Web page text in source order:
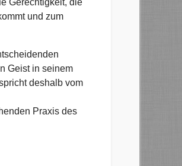
Gerechtigkeit, die
und zum
Geist in seinem
deshalb vom
Praxis des